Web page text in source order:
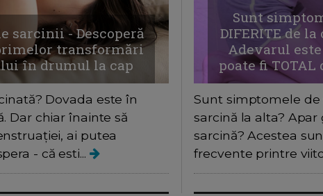
sarcinii - Descoperă
transformări
în drumul la cap
Dovada este în
Dar chiar înainte să
ai putea
- că esti...
Sunt
DIFERITE de
Adevarul
poate fi
Sunt simptomele de
sarcină la alta?
sarcină? Acestea
frecvente printre